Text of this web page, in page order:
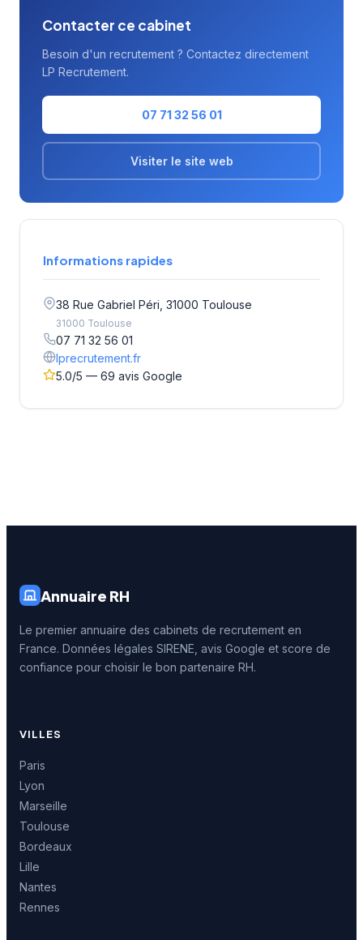
Contacter ce cabinet
Besoin d'un recrutement ? Contactez directement
LP Recrutement.
07 71 32 56 01
Visiter le site web
Informations rapides
38 Rue Gabriel Péri, 31000 Toulouse
31000 Toulouse
07 71 32 56 01
lprecrutement.fr
5.0/5 — 69 avis Google
Annuaire RH
Le premier annuaire des cabinets de recrutement en
France. Données légales SIRENE, avis Google et score de
confiance pour choisir le bon partenaire RH.
VILLES
Paris
Lyon
Marseille
Toulouse
Bordeaux
Lille
Nantes
Rennes